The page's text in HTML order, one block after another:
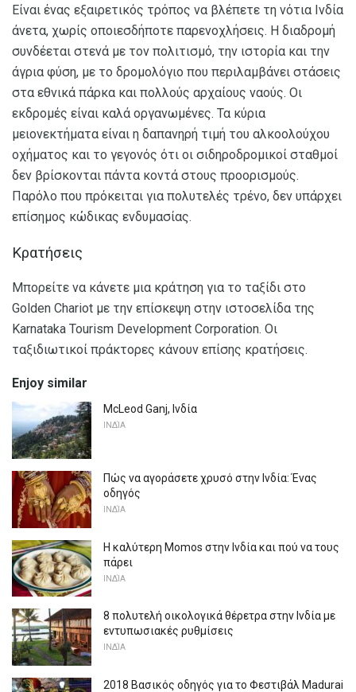
Είναι ένας εξαιρετικός τρόπος να βλέπετε τη νότια Ινδία
άνετα, χωρίς οποιεσδήποτε παρενοχλήσεις. Η διαδρομή
συνδέεται στενά με τον πολιτισμό, την ιστορία και την
άγρια ​​φύση, με το δρομολόγιο που περιλαμβάνει στάσεις
στα εθνικά πάρκα και πολλούς αρχαίους ναούς. Οι
εκδρομές είναι καλά οργανωμένες. Τα κύρια
μειονεκτήματα είναι η δαπανηρή τιμή του αλκοολούχου
οχήματος και το γεγονός ότι οι σιδηροδρομικοί σταθμοί
δεν βρίσκονται πάντα κοντά στους προορισμούς.
Παρόλο που πρόκειται για πολυτελές τρένο, δεν υπάρχει
επίσημος κώδικας ενδυμασίας.
Κρατήσεις
Μπορείτε να κάνετε μια κράτηση για το ταξίδι στο
Golden Chariot με την επίσκεψη στην ιστοσελίδα της
Karnataka Tourism Development Corporation. Οι
ταξιδιωτικοί πράκτορες κάνουν επίσης κρατήσεις.
Enjoy similar
McLeod Ganj, Ινδία
ΙΝΔΊΑ
Πώς να αγοράσετε χρυσό στην Ινδία: Ένας
οδηγός
ΙΝΔΊΑ
Η καλύτερη Momos στην Ινδία και πού να τους
πάρει
ΙΝΔΊΑ
8 πολυτελή οικολογικά θέρετρα στην Ινδία με
εντυπωσιακές ρυθμίσεις
ΙΝΔΊΑ
2018 Βασικός οδηγός για το Φεστιβάλ Madurai